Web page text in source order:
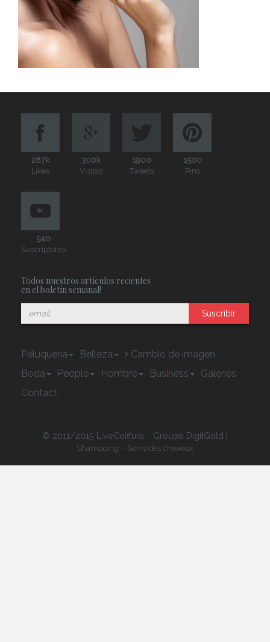
287k
Likes
300k
Visitas
1900
Tweets
1500
Pins
540
Suscriptores
Todos nuestros artículos recientes
en el boletín semanal!
Suscribir
Peluquería Belleza
Cambio de imagen
Boda
People Hombre Business
Galeries
Contact
© 2011/2015 LiveCoiffure - Groupe DigitGold |
Shampoing - Soins des cheveux